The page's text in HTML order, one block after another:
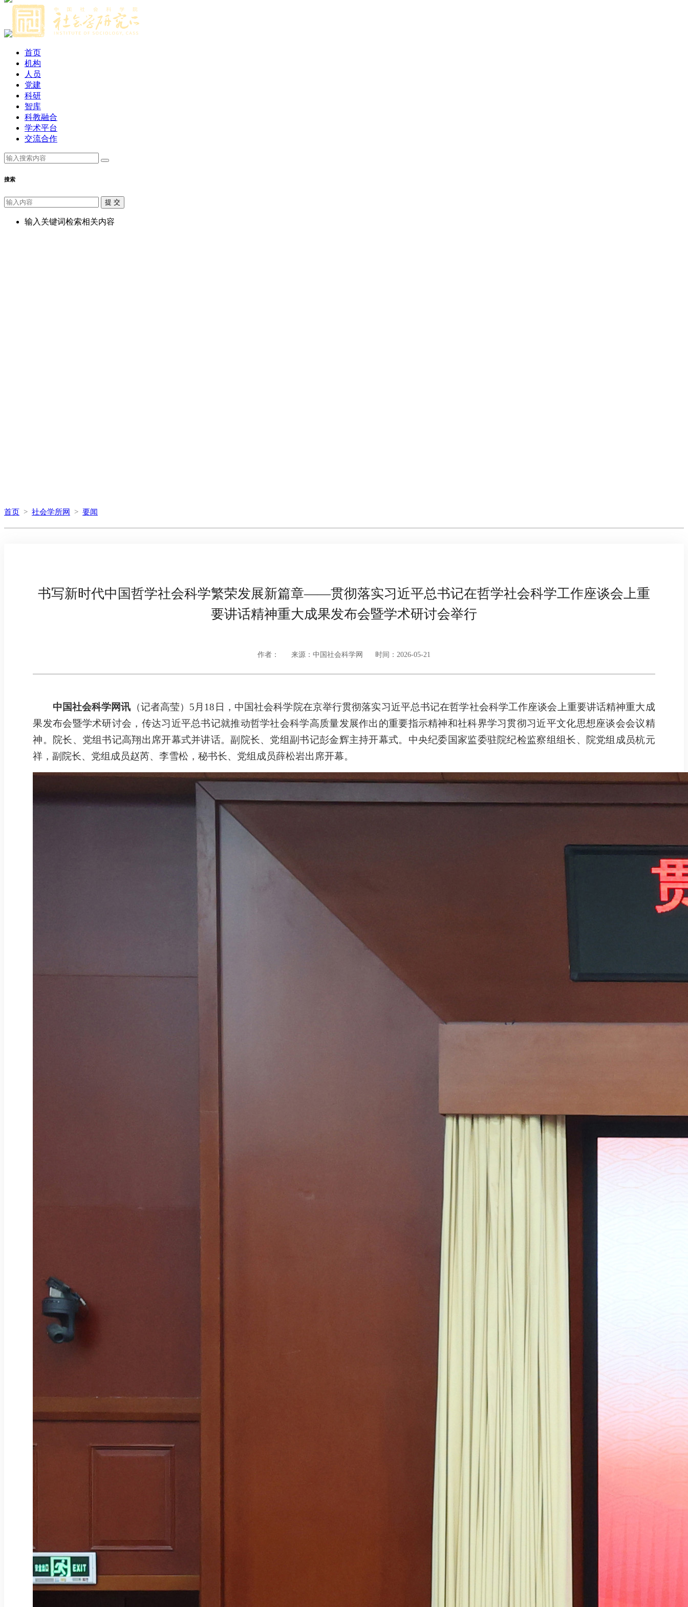
首页
机构
人员
党建
科研
智库
科教融合
学术平台
交流合作
搜索
提 交
输入关键词检索相关内容
首页 > 社会学所网 > 要闻
书写新时代中国哲学社会科学繁荣发展新篇章——贯彻落实习近平总书记在哲学社会科学工作座谈会上重
要讲话精神重大成果发布会暨学术研讨会举行
作者： 来源：中国社会科学网 时间：2026-05-21
中国社会科学网讯 （记者高莹）5月18日，中国社会科学院在京举行贯彻落实习近平总书记在哲学社会科学工作座谈会上重要讲话精神重大成
果发布会暨学术研讨会，传达习近平总书记就推动哲学社会科学高质量发展作出的重要指示精神和社科界学习贯彻习近平文化思想座谈会会议精
神。院长、党组书记高翔出席开幕式并讲话。副院长、党组副书记彭金辉主持开幕式。中央纪委国家监委驻院纪检监察组组长、院党组成员杭元
祥，副院长、党组成员赵芮、李雪松，秘书长、党组成员薛松岩出席开幕。